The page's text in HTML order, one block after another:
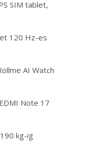
SIM tablet,
120 Hz-es
AI Watch
Note 17
kg-ig